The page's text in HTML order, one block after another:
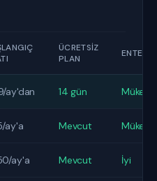
ÜCRETSIZ
PLAN
ay'dan 14 gün
ay'a Mevcut
ay'a Mevcut İyi